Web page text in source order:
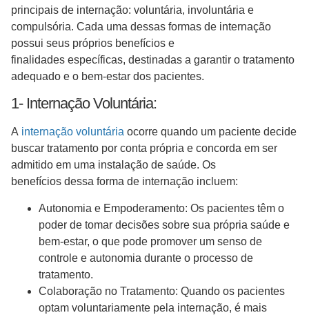
principais de internação: voluntária, involuntária e
compulsória. Cada uma dessas formas de internação
possui seus próprios benefícios e
finalidades específicas, destinadas a garantir o tratamento
adequado e o bem-estar dos pacientes.
1- Internação Voluntária:
A internação voluntária ocorre quando um paciente decide
buscar tratamento por conta própria e concorda em ser
admitido em uma instalação de saúde. Os
benefícios dessa forma de internação incluem:
Autonomia e Empoderamento: Os pacientes têm o
poder de tomar decisões sobre sua própria saúde e
bem-estar, o que pode promover um senso de
controle e autonomia durante o processo de
tratamento.
Colaboração no Tratamento: Quando os pacientes
optam voluntariamente pela internação, é mais